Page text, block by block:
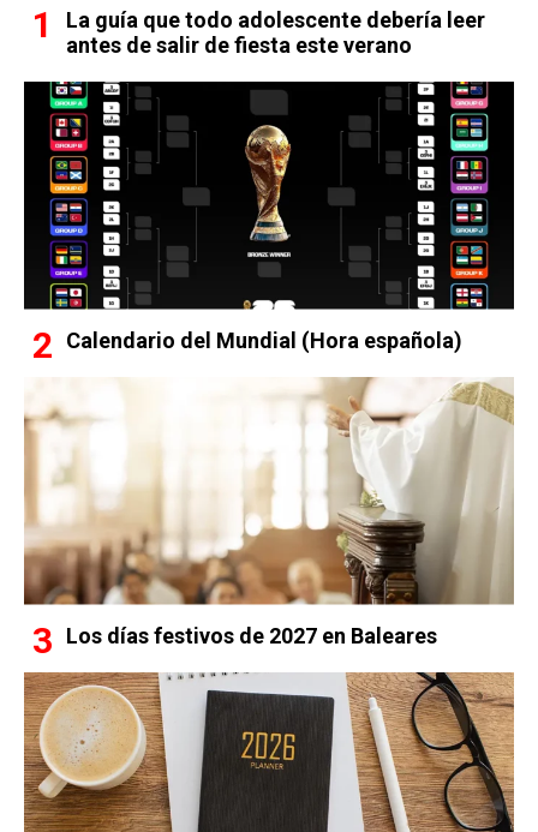
La guía que todo adolescente debería leer
antes de salir de fiesta este verano
Calendario del Mundial (Hora española)
Los días festivos de 2027 en Baleares